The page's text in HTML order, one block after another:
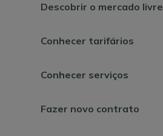
Descobrir o mercado livre
Conhecer tarifários
Conhecer serviços
Fazer novo contrato